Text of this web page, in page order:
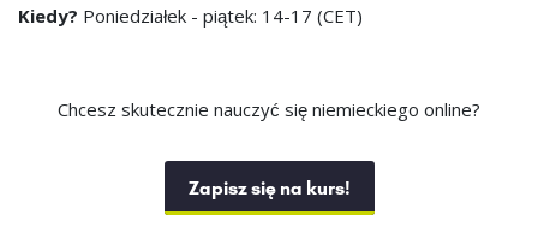
Kiedy? Poniedziałek - piątek: 14-17 (CET)
Chcesz skutecznie nauczyć się niemieckiego online?
Zapisz się na kurs!